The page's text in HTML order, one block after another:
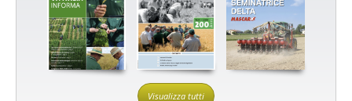
Visualizza tutti